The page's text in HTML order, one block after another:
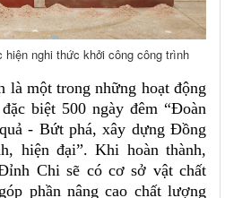
nghi thức khởi công công trình
là một trong những hoạt động
biệt 500 ngày đêm “Đoàn
- Bứt phá, xây dựng Đồng
hiện đại”. Khi hoàn thành,
Chi sẽ có cơ sở vật chất
phần nâng cao chất lượng